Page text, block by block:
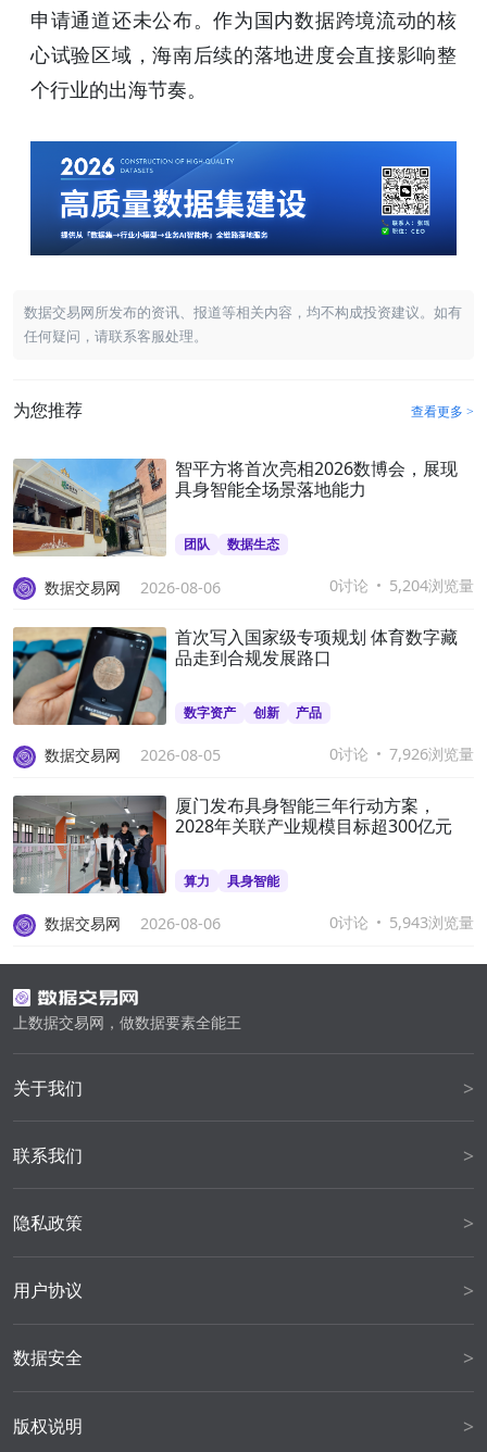
申请通道还未公布。作为国内数据跨境流动的核
心试验区域，海南后续的落地进度会直接影响整
个行业的出海节奏。
数据交易网所发布的资讯、报道等相关内容，均不构成投资建议。如有
任何疑问，请联系客服处理。
为您推荐 查看更多 >
智平方将首次亮相2026数博会，展现
具身智能全场景落地能力
团队 数据生态
数据交易网 2026-08-06 0讨论 5,204浏览量
首次写入国家级专项规划 体育数字藏
品走到合规发展路口
数字资产 创新 产品
数据交易网 2026-08-05 0讨论 7,926浏览量
厦门发布具身智能三年行动方案，
2028年关联产业规模目标超300亿元
算力 具身智能
数据交易网 2026-08-06 0讨论 5,943浏览量
上数据交易网，做数据要素全能王
关于我们 >
联系我们 >
隐私政策 >
用户协议 >
数据安全 >
版权说明 >